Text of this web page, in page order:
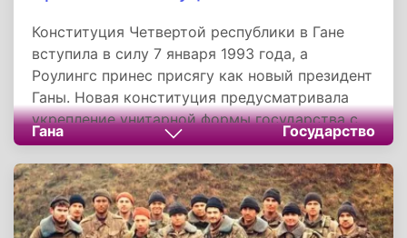
Конституция Четвертой республики в Гане
вступила в силу 7 января 1993 года, а
Роулингс принес присягу как новый президент
Ганы. Новая конституция предусматривала
укрепление унитарной формы государства с
учетом децентрализации и местного
самоуправления, президентскую систему
правления в американском стиле, большую
свободу прессы и гарантии основных прав
человека.
Гана Государство